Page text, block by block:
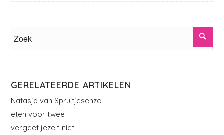
GERELATEERDE ARTIKELEN
Natasja van Spruitjesenzo
eten voor twee
vergeet jezelf niet